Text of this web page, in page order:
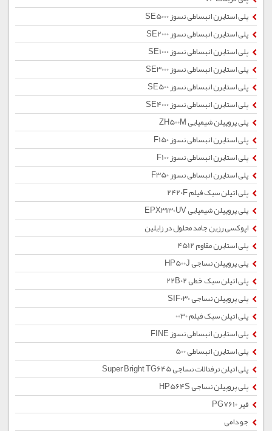
پلی استایرن انبساطی نسوز SE5000
پلی استایرن انبساطی نسوز SE2000
پلی استایرن انبساطی نسوز SE1000
پلی استایرن انبساطی نسوز SE3000
پلی استایرن انبساطی نسوز SE500
پلی استایرن انبساطی نسوز SE4000
پلی پروپیلن شیمیایی ZH500M
پلی استایرن انبساطی نسوز F150
پلی استایرن انبساطی نسوز F100
پلی استایرن انبساطی نسوز F350
پلی اتیلن سبک فیلم 2420F
پلی پروپیلن شیمیایی EPX3130UV
اپوکسی رزین جامد محلول در زایلین
پلی استایرن مقاوم 4512
پلی پروپیلن نساجی HP500J
پلی اتیلن سبک خطی 22B02
پلی پروپیلن نساجی SIF030
پلی اتیلن سبک فیلم 0030
پلی استایرن انبساطی نسوز FINE
پلی استایرن انبساطی 500
پلی اتیلن ترفتالات نساجی Super Bright TG645
پلی پروپیلن نساجی HP564S
قیر PG7610
جو دامی